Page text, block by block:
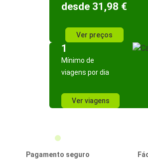
desde 31,98 €
Ver preços
1
Mínimo de
viagens por dia
Ver viagens
Pagamento seguro